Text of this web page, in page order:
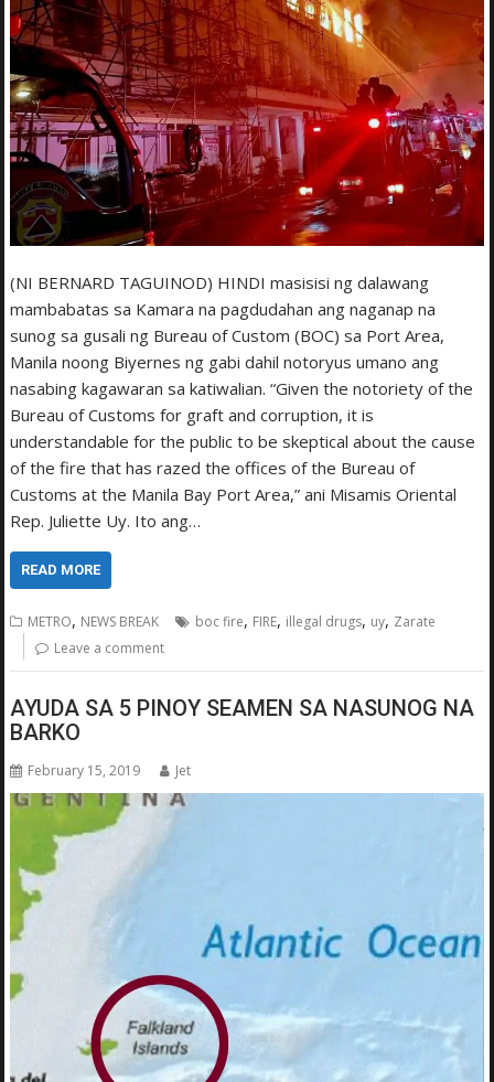
(NI BERNARD TAGUINOD) HINDI masisisi ng dalawang
mambabatas sa Kamara na pagdudahan ang naganap na
sunog sa gusali ng Bureau of Custom (BOC) sa Port Area,
Manila noong Biyernes ng gabi dahil notoryus umano ang
nasabing kagawaran sa katiwalian. “Given the notoriety of the
Bureau of Customs for graft and corruption, it is
understandable for the public to be skeptical about the cause
of the fire that has razed the offices of the Bureau of
Customs at the Manila Bay Port Area,” ani Misamis Oriental
Rep. Juliette Uy. Ito ang…
READ MORE
METRO, NEWS BREAK boc fire, FIRE, illegal drugs, uy, Zarate
Leave a comment
AYUDA SA 5 PINOY SEAMEN SA NASUNOG NA
BARKO
February 15, 2019 Jet